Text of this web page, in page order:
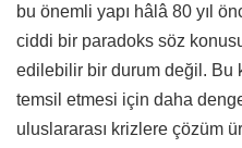
bu önemli yapı hâlâ 80 yıl
ciddi bir paradoks söz
edilebilir bir durum değil. Bu
temsil etmesi için daha
uluslararası krizlere çözüm